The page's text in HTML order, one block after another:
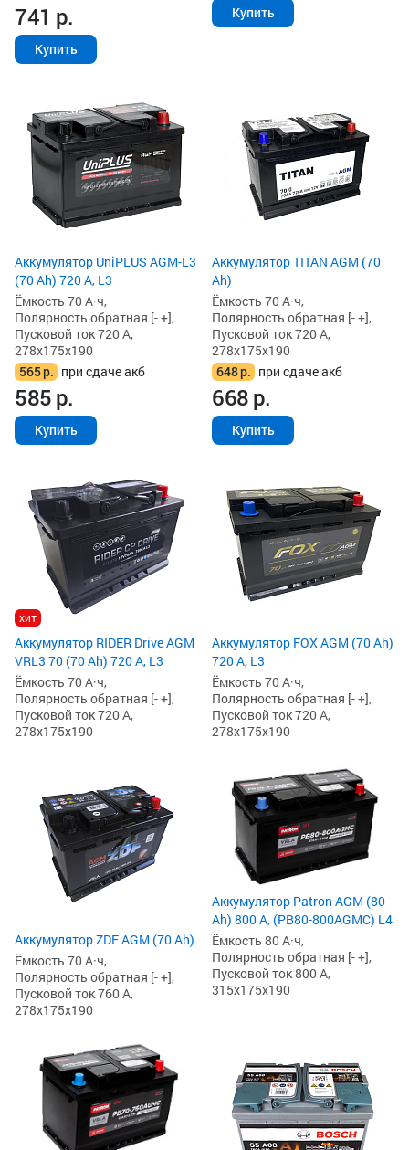
741 р.
Купить
Купить
Аккумулятор UniPLUS AGM-L3
(70 Ah) 720 А, L3
Ёмкость 70 А·ч,
Полярность обратная [- +],
Пусковой ток 720 А,
278x175x190
565р. при сдаче акб
585р.
Купить
Аккумулятор TITAN AGM (70
Ah)
Ёмкость 70 А·ч,
Полярность обратная [- +],
Пусковой ток 720 А,
278x175x190
648р. при сдаче акб
668р.
Купить
хит
Аккумулятор RIDER Drive AGM
VRL3 70 (70 Ah) 720 А, L3
Ёмкость 70 А·ч,
Полярность обратная [- +],
Пусковой ток 720 А,
278x175x190
Аккумулятор FOX AGM (70 Ah)
720 А, L3
Ёмкость 70 А·ч,
Полярность обратная [- +],
Пусковой ток 720 А,
278x175x190
Аккумулятор ZDF AGM (70 Ah)
Ёмкость 70 А·ч,
Полярность обратная [- +],
Пусковой ток 760 А,
278x175x190
Аккумулятор Patron AGM (80
Ah) 800 А, (PB80-800AGMC) L4
Ёмкость 80 А·ч,
Полярность обратная [- +],
Пусковой ток 800 А,
315x175x190